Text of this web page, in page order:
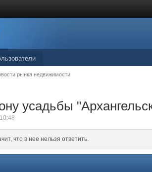
рынка недвижимости
усадьбы
что в нее нельзя ответить.